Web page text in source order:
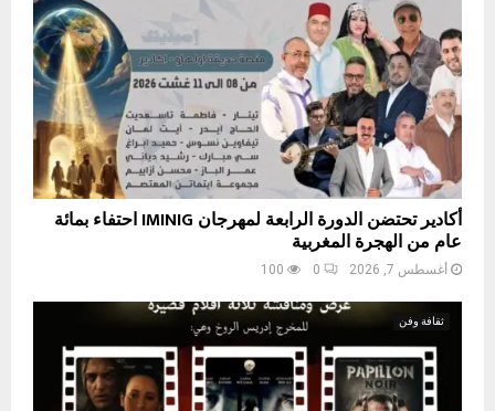
أكادير تحتضن الدورة الرابعة لمهرجان IMINIG احتفاء بمائة
عام من الهجرة المغربية
أغسطس 7, 2026 0
100
ثقافة وفن